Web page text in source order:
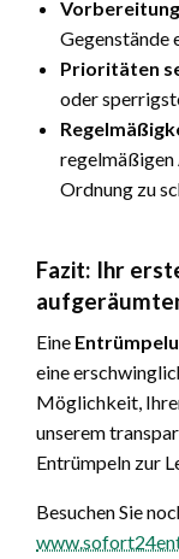
Gegenstände
Prioritäten
oder
regelmäßigen
Ordnung zu
Fazit: Ihr
Eine
eine
Möglichkeit,
unserem
Entrümpeln zur
Besuchen Sie